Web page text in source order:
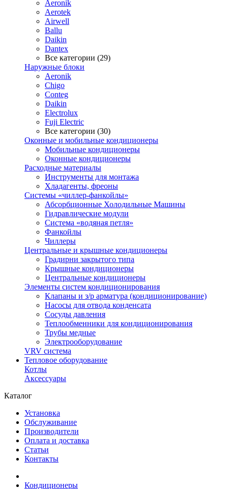
Aeronik
Aerotek
Airwell
Ballu
Daikin
Dantex
Все категории (29)
Наружные блоки
Aeronik
Chigo
Conteg
Daikin
Electrolux
Fuji Electric
Все категории (30)
Оконные и мобильные кондиционеры
Мобильные кондиционеры
Оконные кондиционеры
Расходные материалы
Инструменты для монтажа
Хладагенты, фреоны
Системы «чиллер-фанкойлы»
Абсорбционные Холодильные Машины
Гидравлические модули
Система «водяная петля»
Фанкойлы
Чиллеры
Центральные и крышные кондиционеры
Градирни закрытого типа
Крышные кондиционеры
Центральные кондиционеры
Элементы систем кондиционирования
Клапаны и з/р арматура (кондиционирование)
Насосы для отвода конденсата
Сосуды давления
Теплообменники для кондиционирования
Трубы медные
Электрооборудование
VRV система
Тепловое оборудование
Котлы
Аксессуары
Каталог
Установка
Обслуживание
Производители
Оплата и доставка
Статьи
Контакты
Кондиционеры